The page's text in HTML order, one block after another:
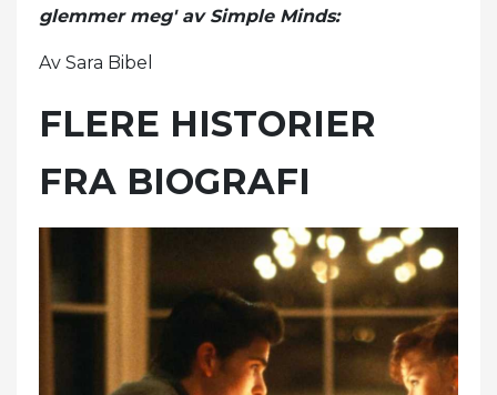
glemmer meg' av Simple Minds:
Av Sara Bibel
FLERE HISTORIER
FRA BIOGRAFI